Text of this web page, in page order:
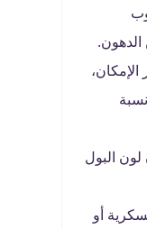
الدهون.
لون البول
أو